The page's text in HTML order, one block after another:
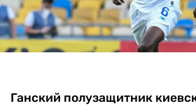
Ганский полузащитник